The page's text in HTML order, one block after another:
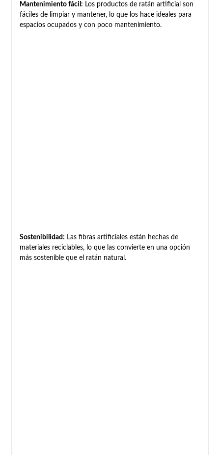
Mantenimiento fácil: Los productos de ratán artificial son
fáciles de limpiar y mantener, lo que los hace ideales para
espacios ocupados y con poco mantenimiento.
Sostenibilidad: Las fibras artificiales están hechas de
materiales reciclables, lo que las convierte en una opción
más sostenible que el ratán natural.